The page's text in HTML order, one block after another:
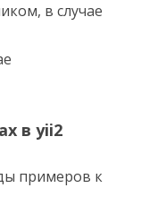
в случае
в yii2
примеров к